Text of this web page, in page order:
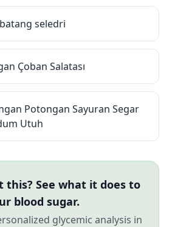
seledri
Çoban Salatası
Potongan Sayuran Segar
Utuh
this? See what it does to
blood sugar.
glycemic analysis in